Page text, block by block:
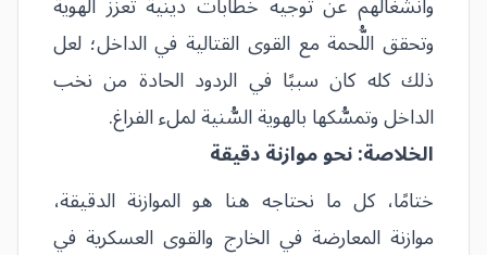
وتحقق اللُّحمة مع القوى القتالية في الداخل؛ لعل
ذلك كله كان سببًا في الردود الحادة من نخب
الداخل وتمسُّكها بالهوية السُّنية لملء الفراغ.
الخلاصة: نحو موازنة دقيقة
ختامًا، كل ما نحتاجه هنا هو الموازنة الدقيقة،
موازنة المعارضة في الخارج والقوى العسكرية في